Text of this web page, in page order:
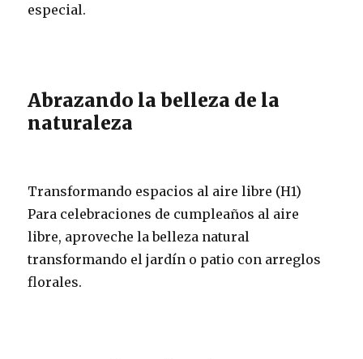
especial.
Abrazando la belleza de la
naturaleza
Transformando espacios al aire libre (H1)
Para celebraciones de cumpleaños al aire
libre, aproveche la belleza natural
transformando el jardín o patio con arreglos
florales.